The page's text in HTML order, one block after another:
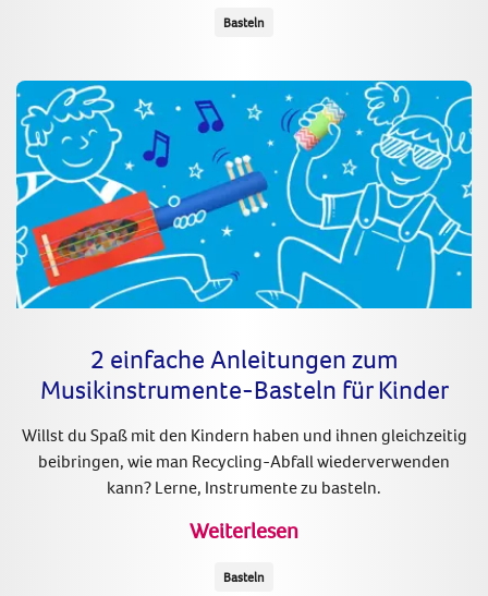
Basteln
2 einfache Anleitungen zum
Musikinstrumente-Basteln für Kinder
Willst du Spaß mit den Kindern haben und ihnen gleichzeitig
beibringen, wie man Recycling-Abfall wiederverwenden
kann? Lerne, Instrumente zu basteln.
Weiterlesen
Basteln